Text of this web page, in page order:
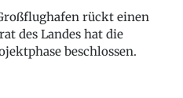
rückt einen
des Landes hat die
beschlossen.